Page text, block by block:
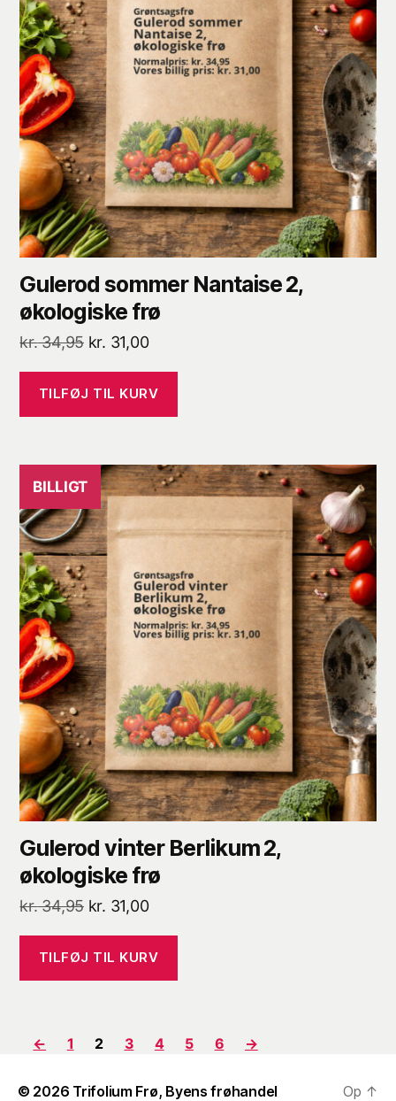
Gulerod sommer Nantaise 2,
økologiske frø
kr.34,95 Den
pris
var:
kr. 31,00Den
pris
er:
TILFØJ TIL KURV
BILLIGT
Gulerod vinter Berlikum 2,
økologiske frø
kr.34,95 Den
pris
var:
kr. 31,00Den
pris
er:
TILFØJ TIL KURV
← 1 2 3 4 5 6 →
© 2026 Trifolium Frø, Byens frøhandel Op ↑